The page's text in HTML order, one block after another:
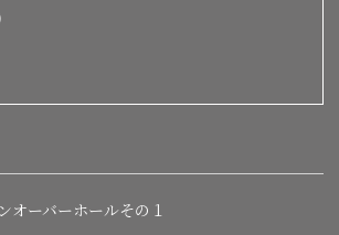
オーバーホールその１